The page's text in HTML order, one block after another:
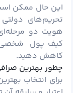
این حال ممکن
تحریم‌های دولتی
هویت دو
کیف‌ پول شخصی
کاهش دهید.
چطور بهترین
برای انتخاب